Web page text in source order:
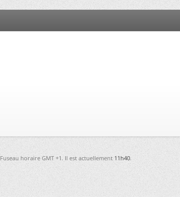
Fuseau horaire GMT +1. Il est actuellement11h40.